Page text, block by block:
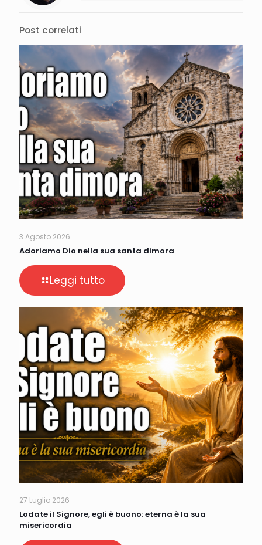
Post correlati
3 Agosto 2026
Adoriamo Dio nella sua santa dimora
Leggi tutto
27 Luglio 2026
Lodate il Signore, egli è buono: eterna è la sua
misericordia